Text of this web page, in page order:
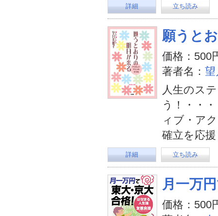
詳細 立ち読み
願うと
価格：500
著者名： 望
人生のス
う！・・
ィブ・ア
確立を応
詳細 立ち読み
月一万
価格：500